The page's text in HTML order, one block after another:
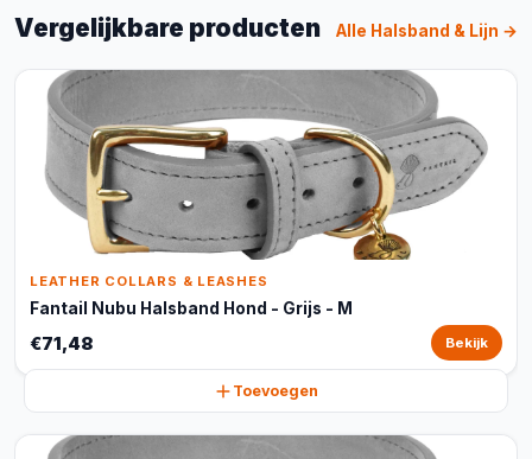
Vergelijkbare producten Alle Halsband & Lijn →
LEATHER COLLARS & LEASHES
Fantail Nubu Halsband Hond - Grijs - M
€71,48 Bekijk
Toevoegen